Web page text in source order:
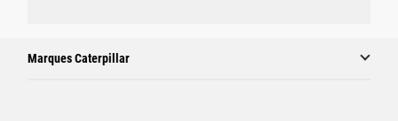
Marques Caterpillar